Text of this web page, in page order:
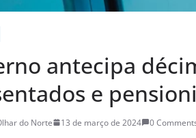
antecipa
e
do Norte 13 de março de 2024 0